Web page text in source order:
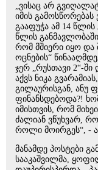
„ვისაც არ
იმის
გააფუჭა ამ 14
წლის
რომ მშიერი იყო
ოცნების“
ჯერ „რუსთავი 2“-ში
აქვს ნიკა
გილაურისგან, ანუ
ფინანსდებოდა?!
იმისთვის, რომ
ძალიან ვწუხვარ,
როლი მოირგეს“, -
მანამდე პოსტები
სააკაშვილმა,